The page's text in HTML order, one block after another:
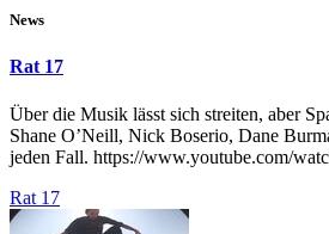
News
Rat 17
Über die Musik lässt sich streiten, aber
Shane O’Neill, Nick Boserio, Dane
jeden Fall. https://www.youtube.com/
Rat 17